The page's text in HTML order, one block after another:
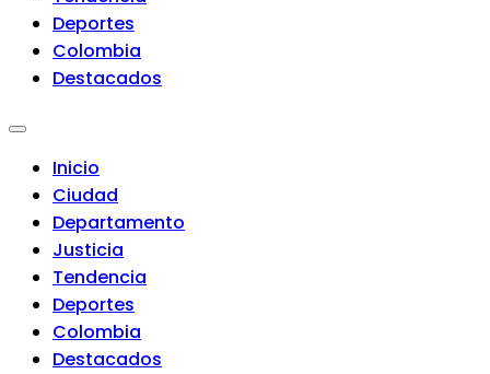
Deportes
Colombia
Destacados
Inicio
Ciudad
Departamento
Justicia
Tendencia
Deportes
Colombia
Destacados